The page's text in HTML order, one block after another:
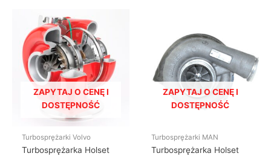
ZAPYTAJ O CENĘ I
DOSTĘPNOŚĆ
Turbosprężarki Volvo
Turbosprężarka Holset
ZAPYTAJ O CENĘ I
DOSTĘPNOŚĆ
Turbosprężarki MAN
Turbosprężarka Holset